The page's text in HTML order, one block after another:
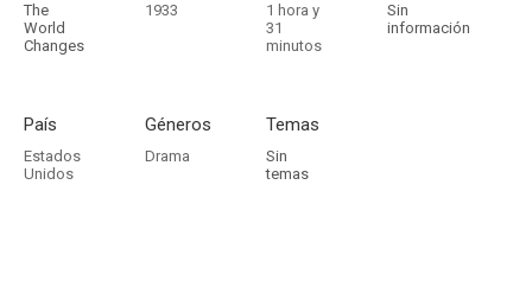
The
World
Changes
1933
1 hora y
31
minutos
Sin
información
País
Estados
Unidos
Géneros
Drama
Temas
Sin
temas